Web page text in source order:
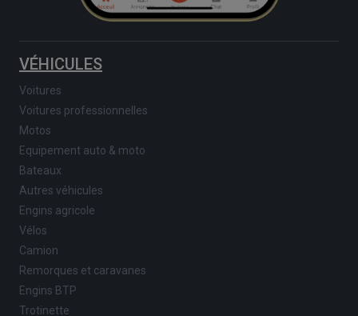
VÉHICULES
Voitures
Voitures professionnelles
Motos
Equipement auto & moto
Bateaux
Autres véhicules
Engins agricole
Vélos
Camion
Remorques et caravanes
Engins BTP
Trotinette